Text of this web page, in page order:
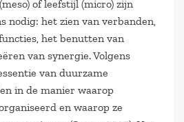
of leefstijl (micro) zijn
nodig: het zien van verbanden,
het benutten van
van synergie. Volgens
van duurzame
in de manier waarop
en waarop ze